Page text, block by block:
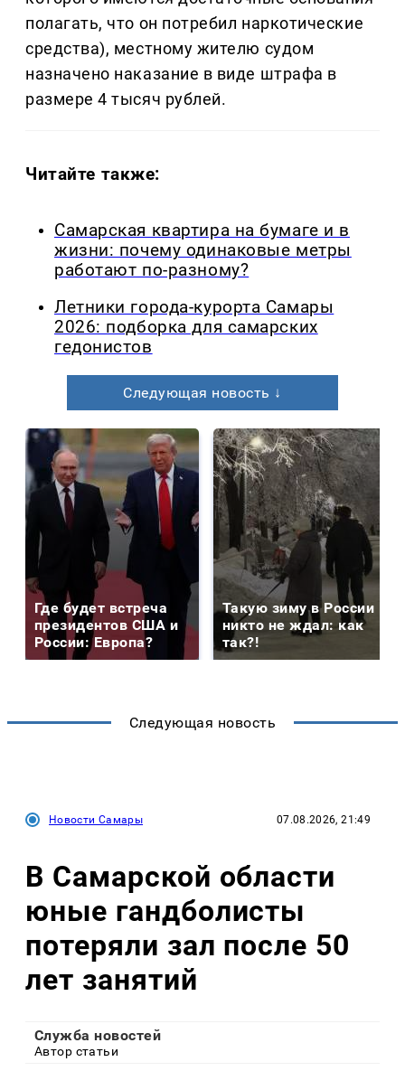
полагать, что он потребил наркотические
средства), местному жителю судом
назначено наказание в виде штрафа в
размере 4 тысяч рублей.
Читайте также:
Самарская квартира на бумаге и в
жизни: почему одинаковые метры
работают по-разному?
Летники города-курорта Самары
2026: подборка для самарских
гедонистов
Следующая новость ↓
Где будет встреча
президентов США и
России: Европа?
Такую зиму в России
никто не ждал: как
так?!
Следующая новость
Новости Самары 07.08.2026, 21:49
В Самарской области
юные гандболисты
потеряли зал после 50
лет занятий
Служба новостей
Автор статьи